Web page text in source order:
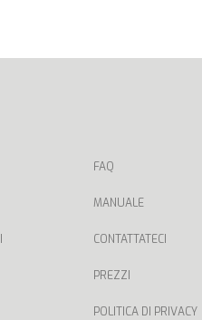
FAQ
MANUALE
CONTATTATECI
PREZZI
POLITICA DI PRIVACY